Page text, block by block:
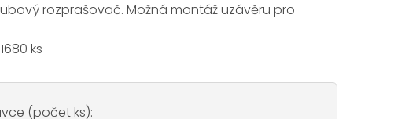
rozprašovač. Možná montáž uzávěru pro
ks
(počet ks):